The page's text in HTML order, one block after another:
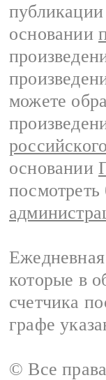
основании
можете
основании
которые в
счетчика
графе
© Все